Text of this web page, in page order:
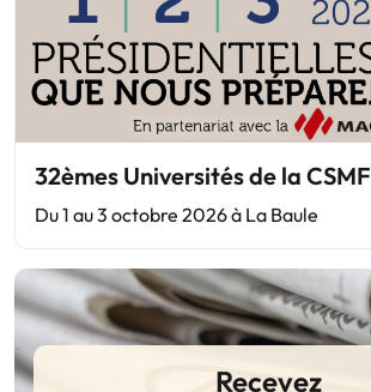
32èmes Universités de la CSMF
Du 1 au 3 octobre 2026 à La Baule
Recevez